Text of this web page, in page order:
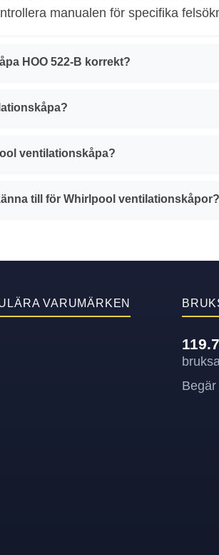
manualen för specifika
HOO 522-B korrekt?
ventilationskåpa?
till för Whirlpool ventilationskåpor?
VARUMÄRKEN